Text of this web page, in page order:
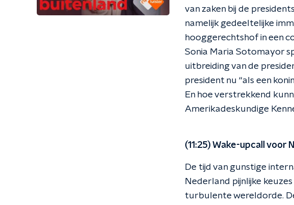
van zaken bij de
namelijk gedeeltelijke
hooggerechtshof in een
Sonia Maria Sotomayor
uitbreiding van de
president nu “als een
En hoe verstrekkend
Amerikadeskundige
(11:25) Wake-upcall
De tijd van gunstige
Nederland pijnlijke
turbulente wereldorde.